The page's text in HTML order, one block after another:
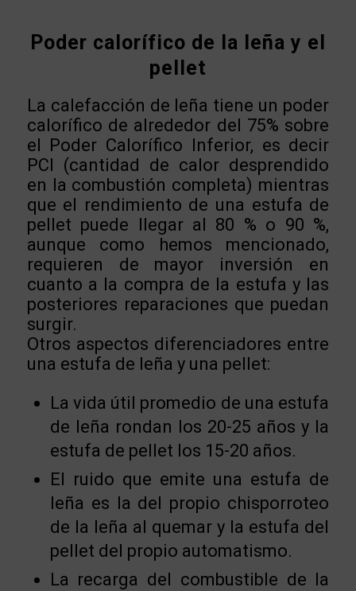
Poder calorífico de la leña y el
pellet
La calefacción de leña tiene un poder
calorífico de alrededor del 75% sobre
el Poder Calorífico Inferior, es decir
PCI (cantidad de calor desprendido
en la combustión completa) mientras
que el rendimiento de una estufa de
pellet puede llegar al 80 % o 90 %,
aunque como hemos mencionado,
requieren de mayor inversión en
cuanto a la compra de la estufa y las
posteriores reparaciones que puedan
surgir.
Otros aspectos diferenciadores entre
una estufa de leña y una pellet:
La vida útil promedio de una estufa
de leña rondan los 20-25 años y la
estufa de pellet los 15-20 años.
El ruido que emite una estufa de
leña es la del propio chisporroteo
de la leña al quemar y la estufa del
pellet del propio automatismo.
La recarga del combustible de la